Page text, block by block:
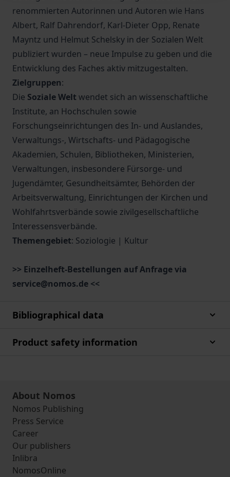
renommierten Autorinnen und Autoren wie Hans
Albert, Ralf Dahrendorf, Karl-Dieter Opp, Renate
Mayntz und Helmut Schelsky in der Sozialen Welt
publiziert wurden – neue Impulse zu geben und die
Entwicklung des Faches aktiv mitzugestalten.
Zielgruppen:
Die Soziale Welt wendet sich an wissenschaftliche
Institute, an Hochschulen sowie
Forschungseinrichtungen des In- und Auslandes,
Verwaltungs-, Wirtschafts- und Pädagogische
Akademien, Schulen, Bibliotheken, Ministerien,
Verwaltungen, insbesondere Fürsorge- und
Jugendämter, Gesundheitsämter, Behörden der
Arbeitsverwaltung, Einrichtungen der Kirchen und
Wohlfahrtsverbände sowie zivilgesellschaftliche
Interessensverbände.
Themengebiet: Soziologie | Kultur
>> Einzelheft-Bestellungen auf Anfrage via
service@nomos.de <<
Bibliographical data
Product safety information
About Nomos
Nomos Publishing
Press Service
Career
Our publishers
Inlibra
NomosOnline